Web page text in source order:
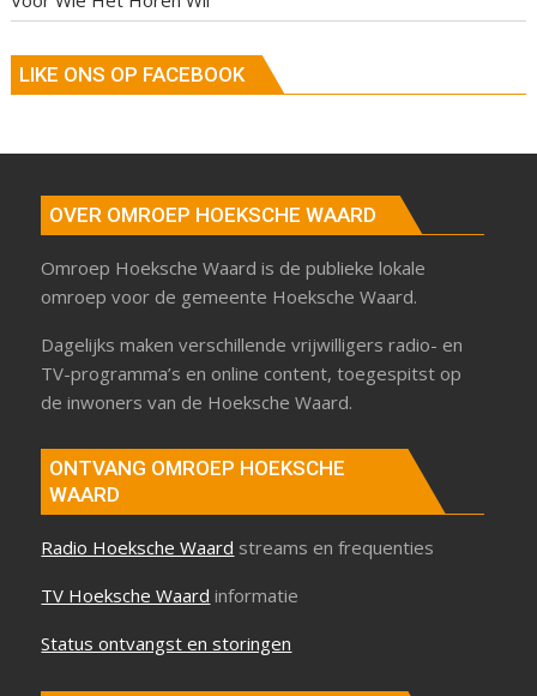
LIKE ONS OP FACEBOOK
OVER OMROEP HOEKSCHE WAARD
Omroep Hoeksche Waard is de publieke lokale
omroep voor de gemeente Hoeksche Waard.
Dagelijks maken verschillende vrijwilligers radio- en
TV-programma’s en online content, toegespitst op
de inwoners van de Hoeksche Waard.
ONTVANG OMROEP HOEKSCHE
WAARD
Radio Hoeksche Waard streams en frequenties
TV Hoeksche Waard informatie
Status ontvangst en storingen